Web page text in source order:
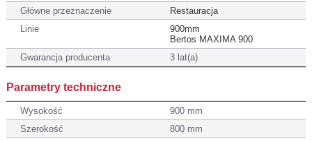
Główne przeznaczenie
Restauracja
Linie
900mm
Bertos MAXIMA 900
Gwarancja producenta
3 lat(a)
Parametry techniczne
Wysokość
900 mm
Szerokość
800 mm